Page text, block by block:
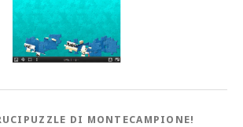
DI MONTECAMPIONE!